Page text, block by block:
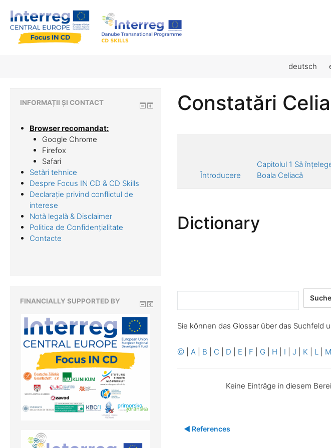
deutsch
Constatări
Întroducere
Capitolul 1 Să
Boala Celiacă
Dictionary
Sie können das Glossar über das Suchfeld
@ |A B C D E F G H I |J K L M
Keine Einträge in diesem
◀︎ References
INFORMAȚII ȘI CONTACT
Browser recomandat:
Google Chrome
Firefox
Safari
Setări tehnice
Despre Focus IN CD & CD Skills
Declarație privind conflictul de
interese
Notă legală & Disclaimer
Politica de Confidențialitate
Contacte
FINANCIALLY SUPPORTED BY